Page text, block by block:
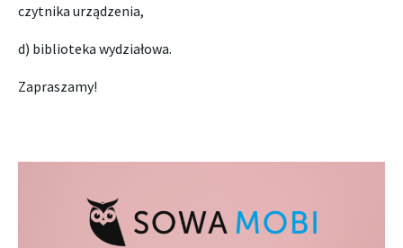
czytnika urządzenia,
d) biblioteka wydziałowa.
Zapraszamy!